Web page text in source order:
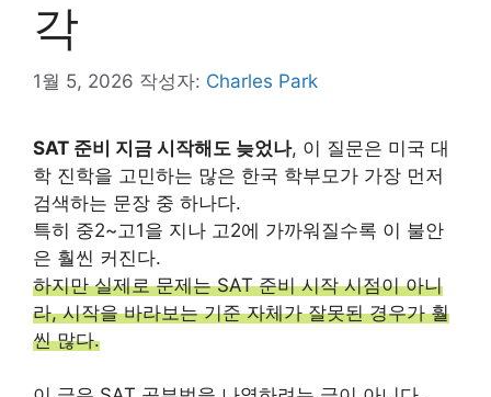
각
1월 5, 2026 작성자: Charles Park
SAT 준비 지금 시작해도 늦었나, 이 질문은 미국 대
학 진학을 고민하는 많은 한국 학부모가 가장 먼저
검색하는 문장 중 하나다.
특히 중2~고1을 지나 고2에 가까워질수록 이 불안
은 훨씬 커진다.
하지만 실제로 문제는 SAT 준비 시작 시점이 아니
라, 시작을 바라보는 기준 자체가 잘못된 경우가 훨
씬 많다.